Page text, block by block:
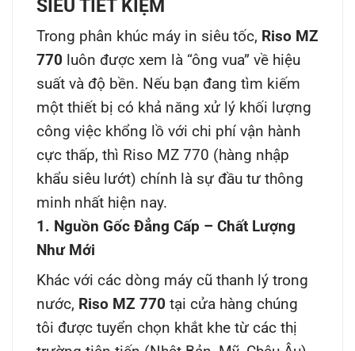
SIÊU TIẾT KIỆM
Trong phân khúc máy in siêu tốc, Riso MZ
770 luôn được xem là “ông vua” về hiệu
suất và độ bền. Nếu bạn đang tìm kiếm
một thiết bị có khả năng xử lý khối lượng
công việc khổng lồ với chi phí vận hành
cực thấp, thì Riso MZ 770 (hàng nhập
khẩu siêu lướt) chính là sự đầu tư thông
minh nhất hiện nay.
1. Nguồn Gốc Đẳng Cấp – Chất Lượng
Như Mới
Khác với các dòng máy cũ thanh lý trong
nước, Riso MZ 770 tại cửa hàng chúng
tôi được tuyển chọn khắt khe từ các thị